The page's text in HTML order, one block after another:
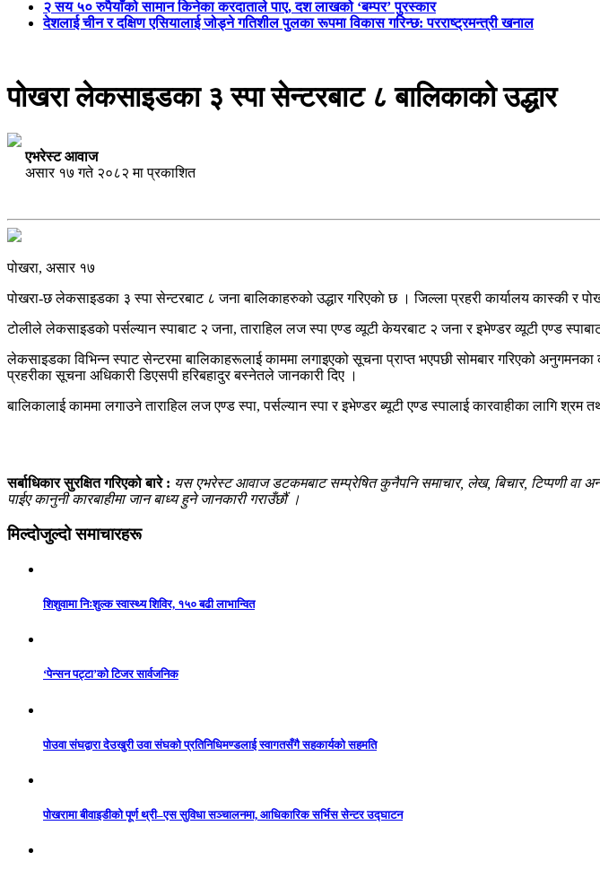
२ सय ५० रुपैयाँको सामान किनेका करदाताले पाए, दश लाखको ‘बम्पर’ पुरस्कार
देशलाई चीन र दक्षिण एसियालाई जोड्ने गतिशील पुलका रूपमा विकास गरिन्छ: परराष्ट्रमन्त्री खनाल
पोखरा लेकसाइडका ३ स्पा सेन्टरबाट ८ बालिकाको उद्धार
एभरेस्ट आवाज
असार १७ गते २०८२ मा प्रकाशित
पोखरा, असार १७
पोखरा-छ लेकसाइडका ३ स्पा सेन्टरबाट ८ जना बालिकाहरुको उद्धार गरिएकाे छ । जिल्ला प्रहरी कार्यालय कास्की र
टोलीले लेकसाइड‌को पर्सल्यान स्पाबाट २ जना, ताराहिल लज स्पा एण्ड व्यूटी केयरबाट २ जना र इभेण्डर व्यूटी एण्ड
लेकसाइडका विभिन्न स्पाट सेन्टरमा बालिकाहरूलाई काममा लगाइ‌एको सूचना प्राप्त भएपछी सोमबार गरिएको
प्रहरीका सूचना अधिकारी डिएसपी हरिबहादुर बस्नेतले जानकारी दिए ।
बालिकालाई काममा लगाउने ताराहिल लज एण्ड स्पा, पर्सल्यान स्पा र इभेण्डर ब्यूटी एण्ड स्पालाई कारवाहीका लागि श्रम
सर्बाधिकार सुरक्षित गरिएको बारे : यस एभरेस्ट आवाज डटकमबाट सम्प्रेषित कुनैपनि समाचार, लेख, बिचार, टिप्पणी वा
पाईए कानुनी कारबाहीमा जान बाध्य हुने जानकारी गराउँछौं ।
मिल्दोजुल्दो समाचारहरू
शिशुवामा निःशुल्क स्वास्थ्य शिविर, १५० बढी लाभान्वित
‘पेन्सन पट्टा’को टिजर सार्वजनिक
पोउवा संघद्वारा देउखुरी उवा संघको प्रतिनिधिमण्डलाई स्वागतसँगै सहकार्यको सहमति
पोखरामा बीवाइडीको पूर्ण थ्री–एस सुविधा सञ्चालनमा, आधिकारिक सर्भिस सेन्टर उद्घाटन